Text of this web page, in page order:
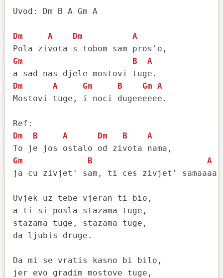
Uvod: Dm B A Gm A
Dm A Dm
A
Gm
B
A
Dm
A Gm B Gm A
Mostovi tuge, i noci dugeeeeee.
Dm
B A Dm B
A
Gm
B
A
ja cu zivjet' sam, ti ces zivjet' samaaaa.
Uvjek uz tebe vjeran ti bio,
a ti si posla stazama tuge,
stazama tuge, stazama tuge,
da ljubis druge.
Da mi se vratis kasno bi bilo,
jer evo gradim mostove tuge,